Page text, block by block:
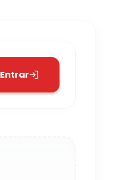
Entrar